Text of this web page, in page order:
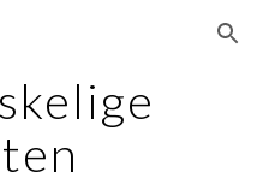
Skip to navigation